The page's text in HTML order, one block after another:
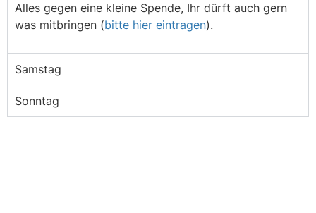
Alles gegen eine kleine Spende, Ihr dürft auch gern
was mitbringen (bitte hier eintragen).
Samstag
Sonntag